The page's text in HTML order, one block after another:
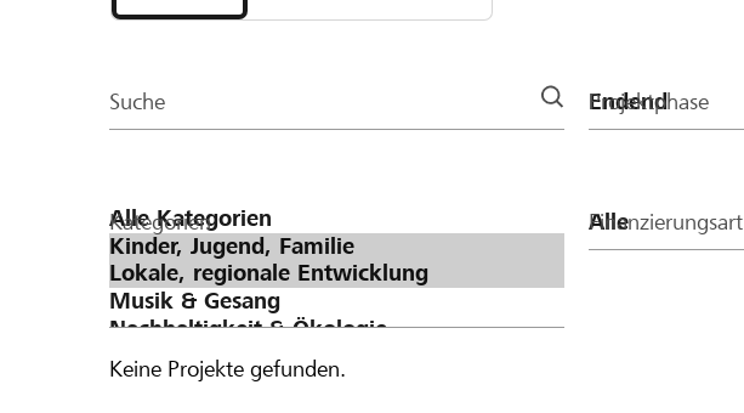
Organisationen
Suche Projektphase
Kategorien Finanzierungsart
Keine Projekte gefunden.